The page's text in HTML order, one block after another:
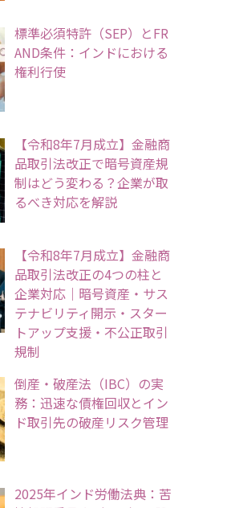
標準必須特許（SEP）とFR
AND条件：インドにおける
権利行使
【令和8年7月成立】金融商
品取引法改正で暗号資産規
制はどう変わる？企業が取
るべき対応を解説
【令和8年7月成立】金融商
品取引法改正の4つの柱と
企業対応｜暗号資産・サス
テナビリティ開示・スター
トアップ支援・不公正取引
規制
倒産・破産法（IBC）の実
務：迅速な債権回収とイン
ド取引先の破産リスク管理
2025年インド労働法典：苦